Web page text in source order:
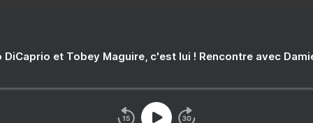
DiCaprio et Tobey Maguire, c'est lui ! Rencontre avec